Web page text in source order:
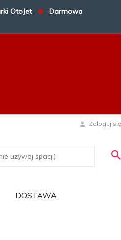
OtoJet ⊕ Darmowa
Zaloguj się
DOSTAWA